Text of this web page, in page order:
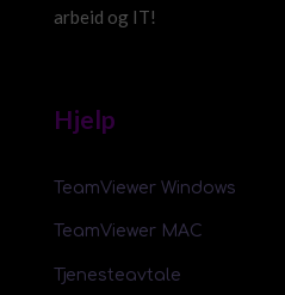
arbeid og IT!
Hjelp
TeamViewer Windows
TeamViewer MAC
Tjenesteavtale